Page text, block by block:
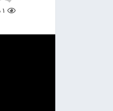
1 دقیقه زمان مطالعه